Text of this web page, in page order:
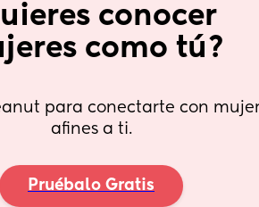
conocer
como tú?
para conectarte con
afines a ti.
Pruébalo Gratis